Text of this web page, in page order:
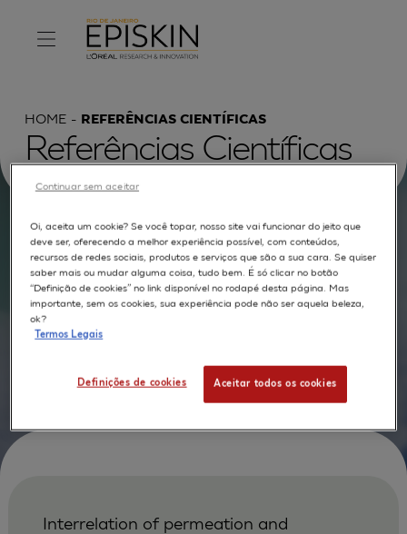
HOME REFERÊNCIAS CIENTÍFICAS
Referências Científicas
Procurar por :
TEXTO COMPLETO MODELOS APLICAÇÕES
AUTORES
Interrelation of permeation and
Oi, aceita um cookie? Se você topar, nosso site vai funcionar do jeito que
deve ser, oferecendo a melhor experiência possível, com conteúdos,
recursos de redes sociais, produtos e serviços que são a sua cara. Se quiser
saber mais ou mudar alguma coisa, tudo bem. É só clicar no botão
“Definição de cookies” no link disponível no rodapé desta página. Mas
importante, sem os cookies, sua experiência pode não ser aquela beleza,
ok?
Termos Legais
Definições de cookies Aceitar todos os cookies
Continuar sem aceitar